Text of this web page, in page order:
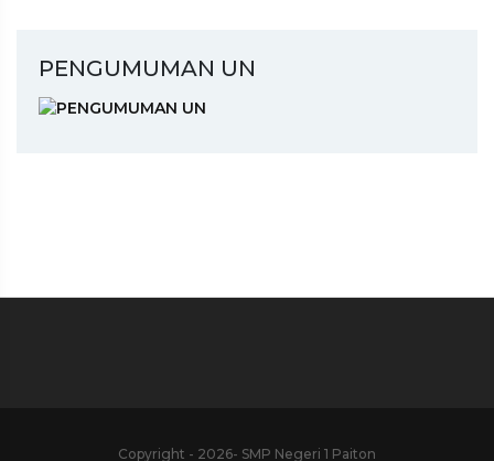
PENGUMUMAN UN
Copyright - 2026- SMP Negeri 1 Paiton